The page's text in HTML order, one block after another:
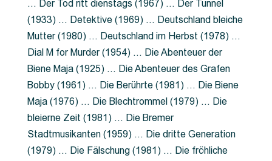
… Der Tod ritt dienstags (1967) … Der Tunnel
(1933) … Detektive (1969) … Deutschland bleiche
Mutter (1980) … Deutschland im Herbst (1978) …
Dial M for Murder (1954) … Die Abenteuer der
Biene Maja (1925) … Die Abenteuer des Grafen
Bobby (1961) … Die Berührte (1981) … Die Biene
Maja (1976) … Die Blechtrommel (1979) … Die
bleierne Zeit (1981) … Die Bremer
Stadtmusikanten (1959) … Die dritte Generation
(1979) … Die Fälschung (1981) … Die fröhliche